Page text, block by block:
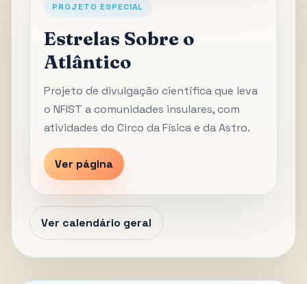
PROJETO ESPECIAL
Estrelas Sobre o
Atlântico
Projeto de divulgação científica que leva
o NFIST a comunidades insulares, com
atividades do Circo da Física e da Astro.
Ver página
Ver calendário geral